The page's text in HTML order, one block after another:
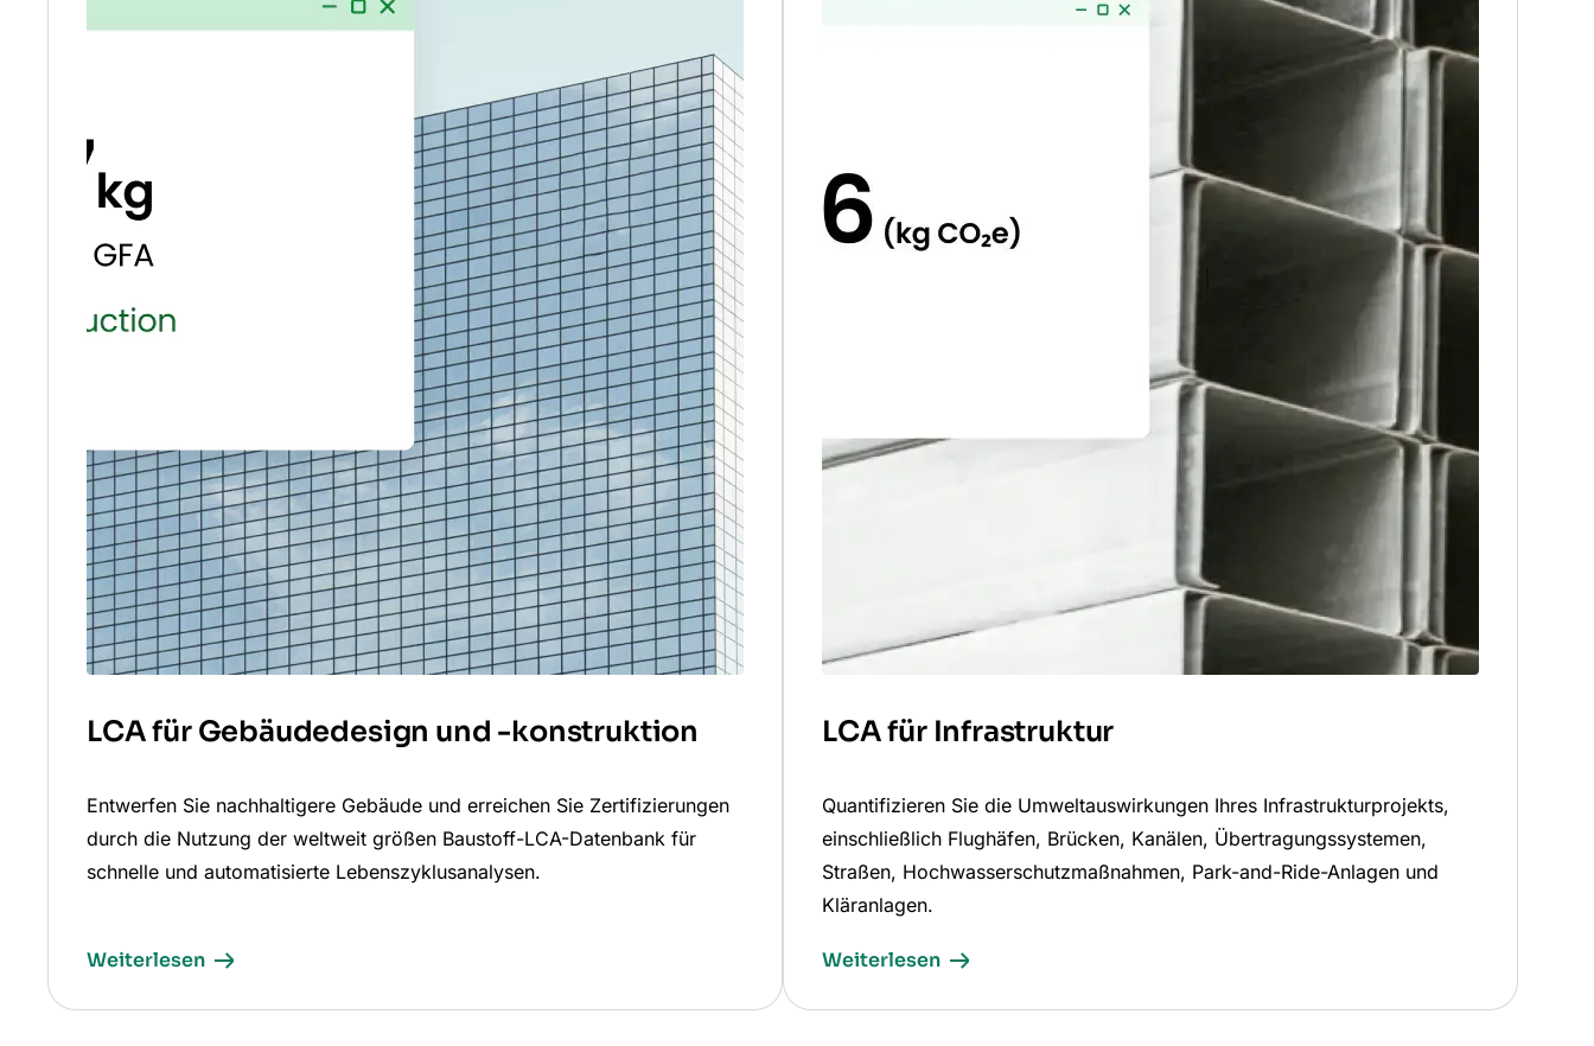
LCA für Gebäudedesign und -konstruktion
Entwerfen Sie nachhaltigere Gebäude und erreichen Sie Zertifizierungen
durch die Nutzung der weltweit größen Baustoff-LCA-Datenbank für
schnelle und automatisierte Lebenszyklusanalysen.
Weiterlesen
LCA für Infrastruktur
Quantifizieren Sie die Umweltauswirkungen Ihres Infrastrukturprojekts,
einschließlich Flughäfen, Brücken, Kanälen, Übertragungssystemen,
Straßen, Hochwasserschutzmaßnahmen, Park-and-Ride-Anlagen und
Kläranlagen.
Weiterlesen